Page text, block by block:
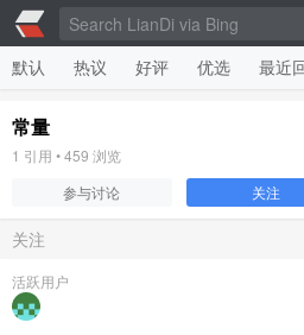
默认
热议 好评 优选 最近
常量
1 引用 •459 浏览
参与讨论
关注
关注
活跃用户